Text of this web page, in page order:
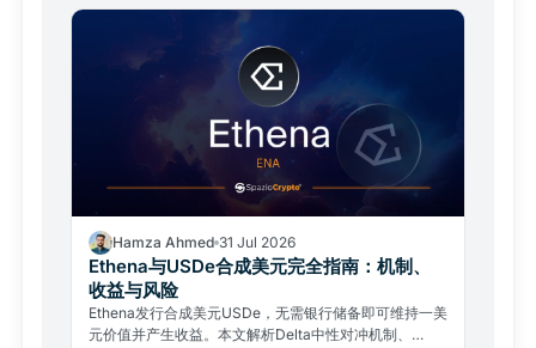
Hamza Ahmed 31 Jul 2026
Ethena与USDe合成美元完全指南：机制、
收益与风险
Ethena发行合成美元USDe，无需银行储备即可维持一美
元价值并产生收益。本文解析Delta中性对冲机制、